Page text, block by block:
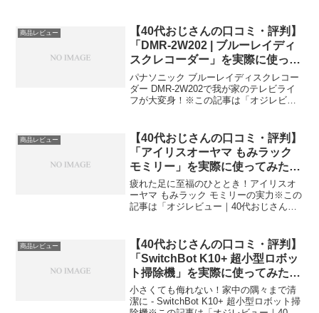
たいのが「Nintendo DS Lite...
商品レビュー
【40代おじさんの口コミ・評判】
「DMR-2W202 | ブルーレイディ
スクレコーダー」を実際に使って
みた正直感想
パナソニック ブルーレイディスクレコー
ダー DMR-2W202で我が家のテレビライ
フが大変身！※この記事は「オジレビュ
への口コミ今日、編集部が紹介したいの
が「パナソニ...
商品レビュー
【40代おじさんの口コミ・評判】
「アイリスオーヤマ もみラック
モミリー」を実際に使ってみた正
直感想
疲れた足に至福のひととき！アイリスオ
ーヤマ もみラック モミリーの実力※この
記事は「オジレビュー｜40代おじさんた
集部が紹介したいのが「アイリスオーヤ
マ もみラック モ...
商品レビュー
【40代おじさんの口コミ・評判】
「SwitchBot K10+ 超小型ロボッ
ト掃除機」を実際に使ってみた正
直感想
小さくても侮れない！家中の隅々まで清
潔に - SwitchBot K10+ 超小型ロボット掃